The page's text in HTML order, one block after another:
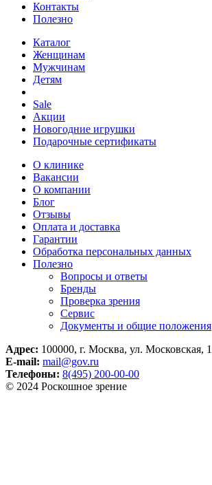
Контакты
Полезно
Каталог
Женщинам
Мужчинам
Детям
Sale
Акции
Новогодние игрушки
Подарочные сертификаты
О клинике
Вакансии
О компании
Блог
Отзывы
Оплата и доставка
Гарантии
Обработка персональных данных
Полезно
Вопросы и ответы
Бренды
Проверка зрения
Сервис
Документы и общие положения
Адрес: 100000, г. Москва, ул. Московская, 1
E-mail: mail@gov.ru
Телефоны: 8(495) 200-00-00
© 2024 Роскошное зрение